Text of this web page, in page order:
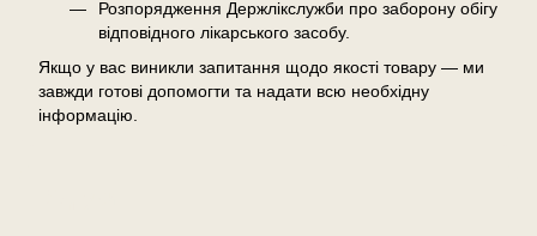
Розпорядження Держлікслужби про заборону обігу
відповідного лікарського засобу.
Якщо у вас виникли запитання щодо якості товару — ми
завжди готові допомогти та надати всю необхідну
інформацію.